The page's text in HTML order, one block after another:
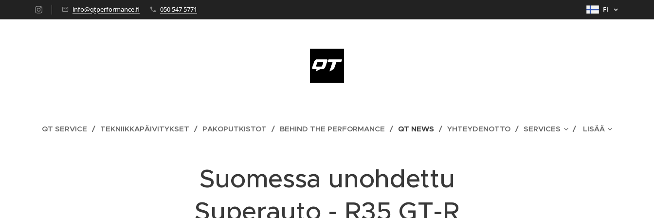
info@qtperformance.fi 050 547 5771 FI
QT SERVICE TEKNIIKKAPÄIVITYKSET PAKOPUTKISTOT BEHIND THE PERFORMANCE QT NEWS YHTEYDENOTTO SERVICES LISÄÄ
Suomessa unohdettu
Superauto - R35 GT-R